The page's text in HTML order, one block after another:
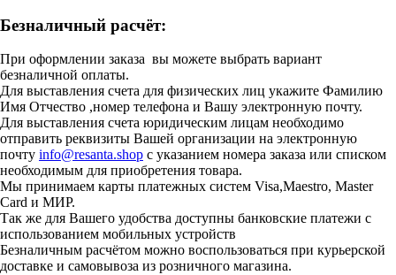
Безналичный расчёт:
При оформлении заказа вы можете выбрать вариант
безналичной оплаты.
Для выставления счета для физических лиц укажите Фамилию
Имя Отчество ,номер телефона и Вашу электронную почту.
Для выставления счета юридическим лицам необходимо
отправить реквизиты Вашей организации на электронную
почту info@resanta.shop с указанием номера заказа или списком
необходимым для приобретения товара.
Мы принимаем карты платежных систем Visa,Maestro, Master
Card и МИР.
Так же для Вашего удобства доступны банковские платежи с
использованием мобильных устройств
Безналичным расчётом можно воспользоваться при курьерской
доставке и самовывоза из розничного магазина.